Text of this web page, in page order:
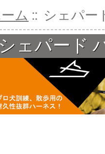
ム :: シェパー
シェパード